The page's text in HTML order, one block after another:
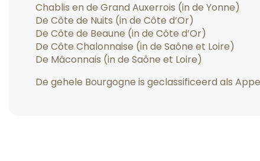
Chablis en de Grand Auxerrois (in de Yonne)
De Côte de Nuits (in de Côte d’Or)
De Côte de Beaune (in de Côte d’Or)
De Côte Chalonnaise (in de Saône et Loire)
De Mâconnais (in de Saône et Loire)
De gehele Bourgogne is geclassificeerd als